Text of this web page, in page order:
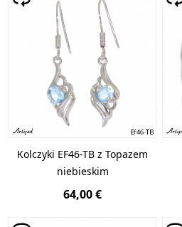
Kolczyki EF46-TB z Topazem
niebieskim
64,00 €